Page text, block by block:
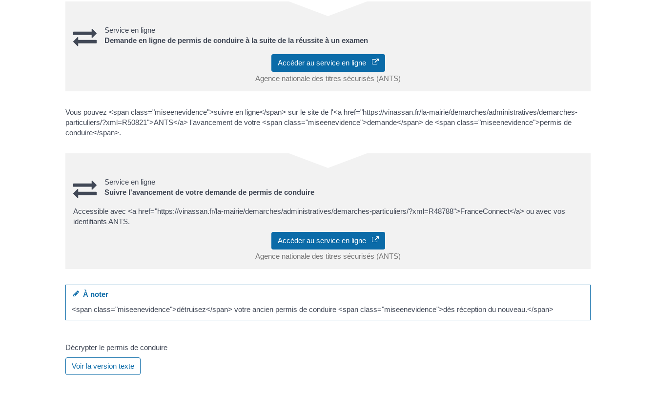
Service en ligne
Demande en ligne de permis de conduire à la suite de la réussite à un examen
Accéder au service en ligne
Agence nationale des titres sécurisés (ANTS)
Vous pouvez <span class="miseenevidence">suivre en ligne</span> sur le site de l'<a href="https://vinassan.fr/la-mairie/demarches/administratives/demarches-
particuliers/?xml=R50821">ANTS</a> l'avancement de votre <span class="miseenevidence">demande</span> de <span class="miseenevidence">permis de
conduire</span>.
Service en ligne
Suivre l'avancement de votre demande de permis de conduire
Accessible avec <a href="https://vinassan.fr/la-mairie/demarches/administratives/demarches-particuliers/?xml=R48788">FranceConnect</a> ou avec vos
identifiants ANTS.
Accéder au service en ligne
Agence nationale des titres sécurisés (ANTS)
À noter
<span class="miseenevidence">détruisez</span> votre ancien permis de conduire <span class="miseenevidence">dès réception du nouveau.</span>
Décrypter le permis de conduire
Voir la version texte